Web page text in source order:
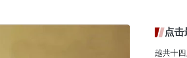
点击
越共十